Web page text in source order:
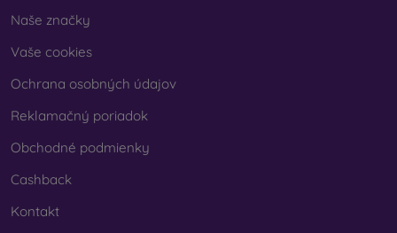
Naše značky
Vaše cookies
Ochrana osobných údajov
Reklamačný poriadok
Obchodné podmienky
Cashback
Kontakt